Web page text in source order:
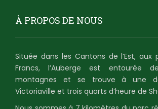
À PROPOS DE NOUS
Située dans les Cantons de l’Est, aux
Francs, l’Auberge est entourée
montagnes et se trouve à une
Victoriaville et trois quarts d’heure de